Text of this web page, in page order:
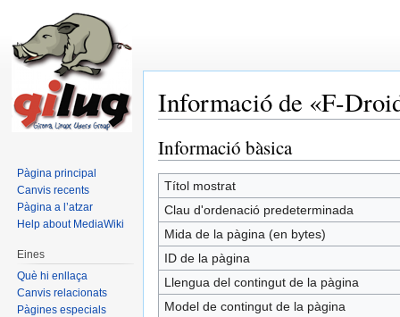
Informació de «F-
Informació bàsica
Títol mostrat
Clau d'ordenació predeterminada
Mida de la pàgina (en bytes)
ID de la pàgina
Llengua del contingut de la pàgina
Model de contingut de la pàgina
Pàgina principal
Canvis recents
Pàgina a l’atzar
Help about MediaWiki
Eines
Què hi enllaça
Canvis relacionats
Pàgines especials